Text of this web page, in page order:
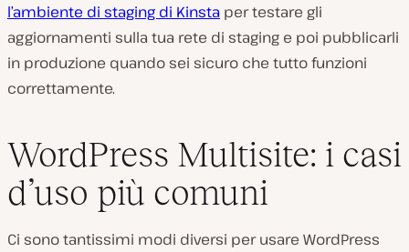
l’ambiente di staging di Kinsta per testare gli
aggiornamenti sulla tua rete di staging e poi pubblicarli
in produzione quando sei sicuro che tutto funzioni
correttamente.
WordPress Multisite: i casi
d’uso più comuni
Ci sono tantissimi modi diversi per usare WordPress